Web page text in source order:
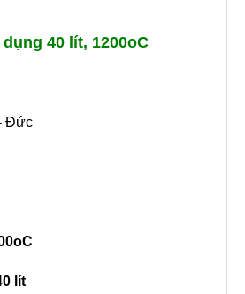
40 lít, 1200oC
Đức
lít